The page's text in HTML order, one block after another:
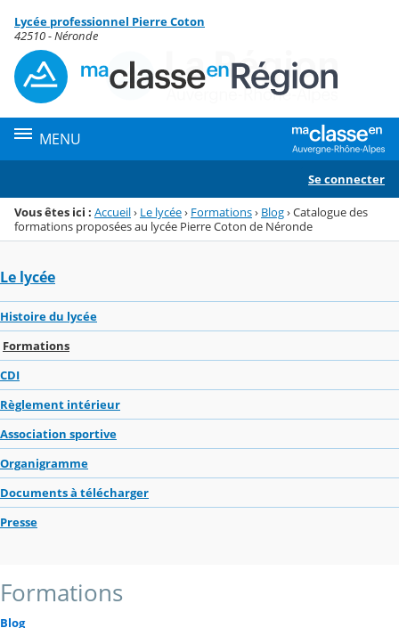
Menu de la rubrique
Contenu
Lycée professionnel Pierre Coton
42510 - Néronde
MENU
Se connecter
Vous êtes ici : Accueil› Le lycée› Formations› Blog›Catalogue des
formations proposées au lycée Pierre Coton de Néronde
Le lycée
Histoire du lycée
Formations
CDI
Règlement intérieur
Association sportive
Organigramme
Documents à télécharger
Presse
Formations
Blog